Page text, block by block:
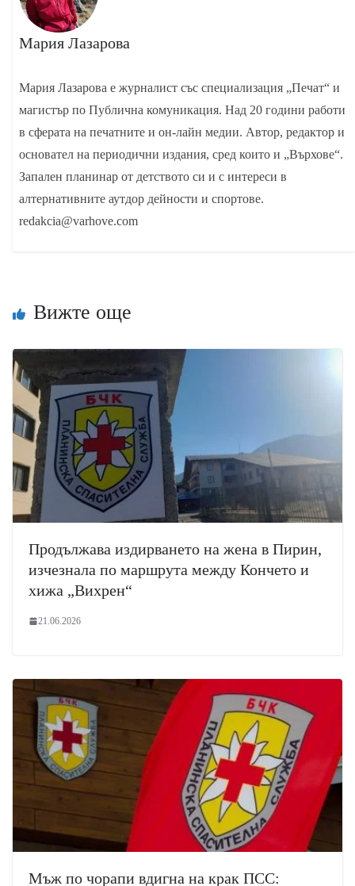
Мария Лазарова
Мария Лазарова е журналист със специализация „Печат“ и
магистър по Публична комуникация. Над 20 години работи
в сферата на печатните и он-лайн медии. Автор, редактор и
основател на периодични издания, сред които и „Върхове“.
Запален планинар от детството си и с интереси в
алтернативните аутдор дейности и спортове.
redakcia@varhove.com
Вижте още
Продължава издирването на жена в Пирин,
изчезнала по маршрута между Кончето и
хижа „Вихрен“
21.06.2026
Мъж по чорапи вдигна на крак ПСС: